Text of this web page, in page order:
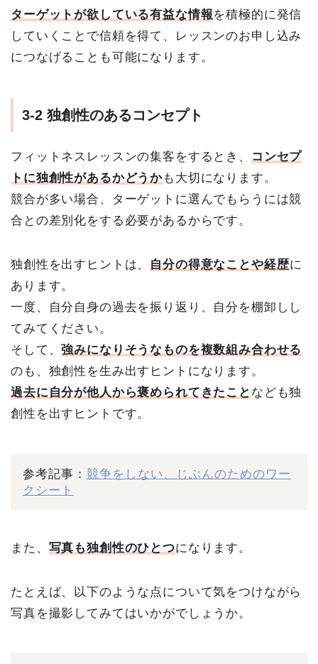
ターゲットが欲している有益な情報を積極的に発信
していくことで信頼を得て、レッスンのお申し込み
につなげることも可能になります。
3-2 独創性のあるコンセプト
フィットネスレッスンの集客をするとき、
コンセプ
トに独創性があるかどうかも大切になります。
競合が多い場合、ターゲットに選んでもらうには競
合との差別化をする必要があるからです。
独創性を出すヒントは、 自分の得意なことや経歴に
あります。
一度、自分自身の過去を振り返り、自分を棚卸しし
てみてください。
そして、強みになりそうなものを複数組み合わせる
のも、独創性を生み出すヒントになります。
過去に自分が他人から褒められてきたこと なども独
創性を出すヒントです。
参考記事： 競争をしない、じぶんのためのワー
クシート
また、 写真も独創性のひとつになります。
たとえば、以下のような点について気をつけながら
写真を撮影してみてはいかがでしょうか。